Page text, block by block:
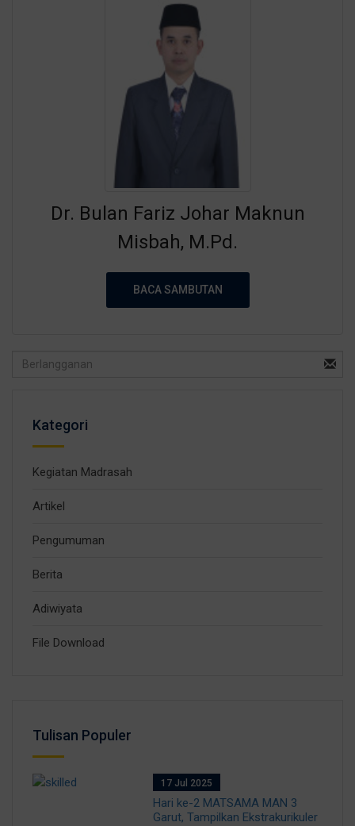
Dr. Bulan Fariz Johar Maknun
Misbah, M.Pd.
BACA SAMBUTAN
Kategori
Kegiatan Madrasah
Artikel
Pengumuman
Berita
Adiwiyata
File Download
Tulisan Populer
17 Jul 2025
Hari ke-2 MATSAMA MAN 3
Garut, Tampilkan Ekstrakurikuler